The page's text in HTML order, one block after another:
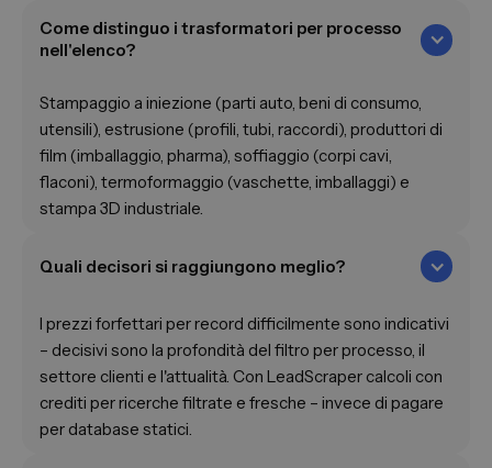
Come distinguo i trasformatori per processo
nell'elenco?
Stampaggio a iniezione (parti auto, beni di consumo,
utensili), estrusione (profili, tubi, raccordi), produttori di
film (imballaggio, pharma), soffiaggio (corpi cavi,
flaconi), termoformaggio (vaschette, imballaggi) e
stampa 3D industriale.
Quali decisori si raggiungono meglio?
I prezzi forfettari per record difficilmente sono indicativi
– decisivi sono la profondità del filtro per processo, il
settore clienti e l'attualità. Con LeadScraper calcoli con
crediti per ricerche filtrate e fresche – invece di pagare
per database statici.